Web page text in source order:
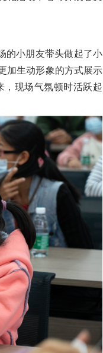
的小朋友带头做起了小
加生动形象的方式展示
现场气氛顿时活跃起